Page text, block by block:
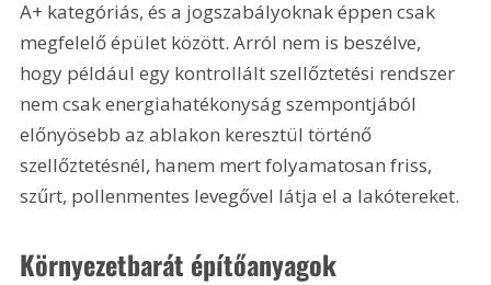
A+ kategóriás, és a jogszabályoknak éppen csak
megfelelő épület között. Arról nem is beszélve,
hogy például egy kontrollált szellőztetési rendszer
nem csak energiahatékonyság szempontjából
előnyösebb az ablakon keresztül történő
szellőztetésnél, hanem mert folyamatosan friss,
szűrt, pollenmentes levegővel látja el a lakótereket.
Környezetbarát építőanyagok